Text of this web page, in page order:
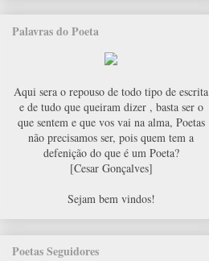
Palavras do Poeta
Aqui sera o repouso de todo tipo de escrita
e de tudo que queiram dizer , basta ser o
que sentem e que vos vai na alma, Poetas
não precisamos ser, pois quem tem a
defenição do que é um Poeta?
[Cesar Gonçalves]
Sejam bem vindos!
Poetas Seguidores